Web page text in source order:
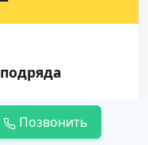
нас
Позвонить